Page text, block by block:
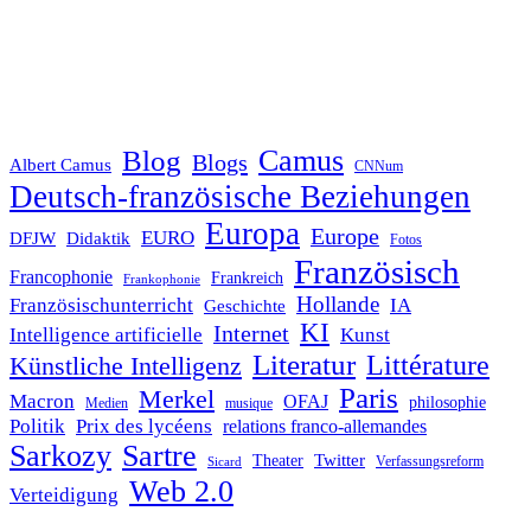
Albert Camus Blog Blogs Camus CNNum
Deutsch-französische Beziehungen
DFJW Didaktik EURO Europa Europe Fotos
Francophonie Frankophonie Frankreich Französisch
Französischunterricht Geschichte Hollande IA
Intelligence artificielle Internet KI Kunst
Künstliche Intelligenz Literatur Littérature
Macron Medien Merkel musique OFAJ Paris philosophie
Politik Prix des lycéens relations franco-allemandes
Sarkozy Sartre Sicard Theater Twitter Verfassungsreform
Verteidigung Web 2.0